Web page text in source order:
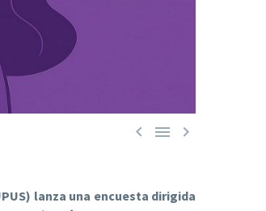
  
lanza una encuesta dirigida